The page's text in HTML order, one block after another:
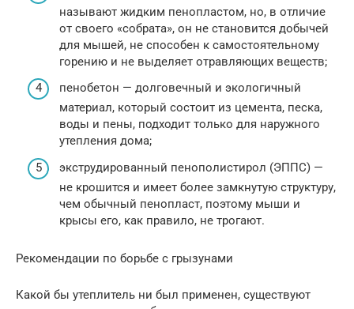
называют жидким пенопластом, но, в отличие
от своего «собрата», он не становится добычей
для мышей, не способен к самостоятельному
горению и не выделяет отравляющих веществ;
пенобетон — долговечный и экологичный
материал, который состоит из цемента, песка,
воды и пены, подходит только для наружного
утепления дома;
экструдированный пенополистирол (ЭППС) —
не крошится и имеет более замкнутую структуру,
чем обычный пенопласт, поэтому мыши и
крысы его, как правило, не трогают.
Рекомендации по борьбе с грызунами
Какой бы утеплитель ни был применен, существуют